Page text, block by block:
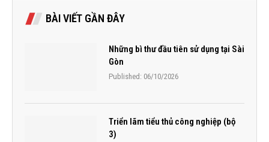
BÀI VIẾT GẦN ĐÂY
Những bì thư đầu tiên sử dụng tại Sài
Gòn
Published: 06/10/2026
Triển lãm tiểu thủ công nghiệp (bộ
3)